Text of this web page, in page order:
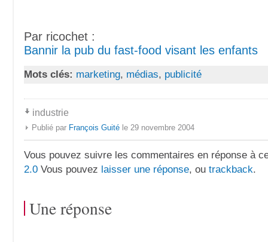
Par ricochet :
Bannir la pub du fast-food visant les enfants
Mots clés: marketing, médias, publicité
industrie
Publié par François Guité le 29 novembre 2004
Vous pouvez suivre les commentaires en réponse à
2.0 Vous pouvez laisser une réponse, ou trackback.
Une réponse